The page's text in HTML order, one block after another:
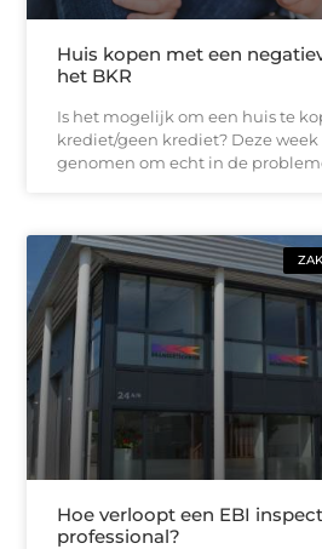
Huis kopen met een
het BKR
Is het mogelijk om een huis te
krediet/geen krediet? Deze
genomen om echt in de
Hoe verloopt een EBI
professional?